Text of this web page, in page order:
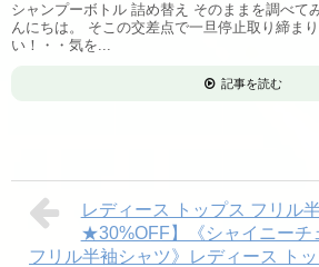
シャンプーボトル 詰め替え そのままを調べて
んにちは。 そこの交差点で一旦停止取り締ま
い！・・気を...
記事を読む
レディース トップス フリル
★30%OFF】《シャイニーチ
フリル半袖シャツ》レディース ト